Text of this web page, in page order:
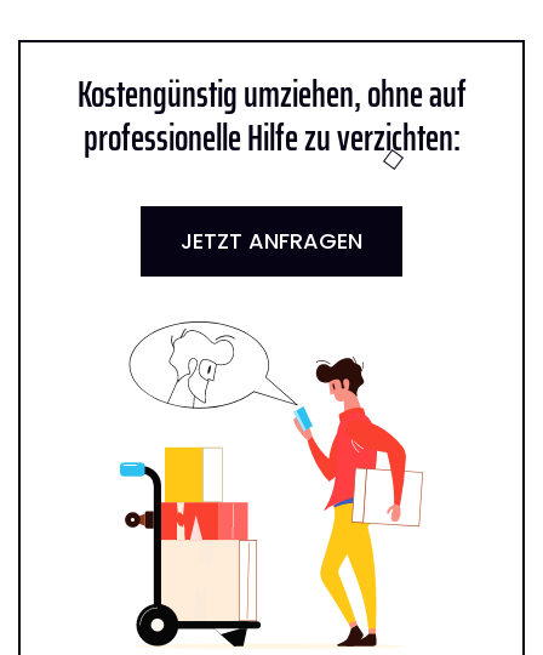
Kostengünstig umziehen, ohne auf
professionelle Hilfe zu verzichten:
JETZT ANFRAGEN